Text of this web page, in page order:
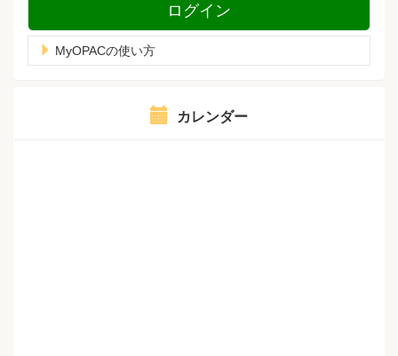
ログイン
MyOPACの使い方
カレンダー